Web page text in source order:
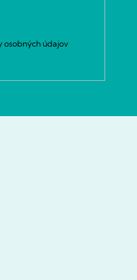
osobných údajov